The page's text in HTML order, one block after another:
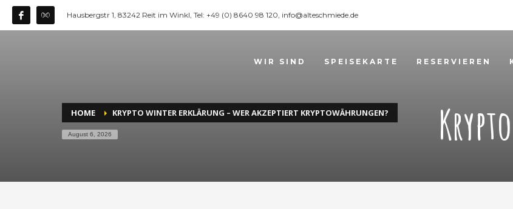
Hausbergstr 1, 83242 Reit im Winkl, Tel: +49 (0) 8640 98 120, info@alteschmiede.de
WIR SIND SPEISEKARTE RESERVIEREN
HOME KRYPTO WINTER ERKLÄRUNG – WER AKZEPTIERT KRYPTOWÄHRUNGEN?
August 6, 2026